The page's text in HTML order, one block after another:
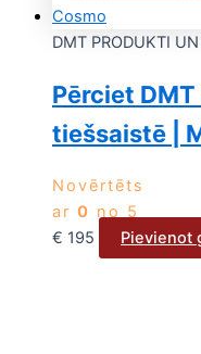
DMT PRODUKTI
Pērciet
tiešsaistē |
Novērtēts
ar 0 no 5
€ 195 Pievienot